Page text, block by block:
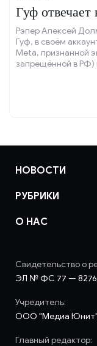
Гуф отвечает
Рэпер Алексей
Гуф, в своём
Meta, признанной
запрещённой в РФ)
НОВОСТИ
РУБРИКИ
О НАС
Свидетельство о
ЭЛ № ФС 77 —
Учредитель:
ООО "Медиа Юнит"
Главный редактор: